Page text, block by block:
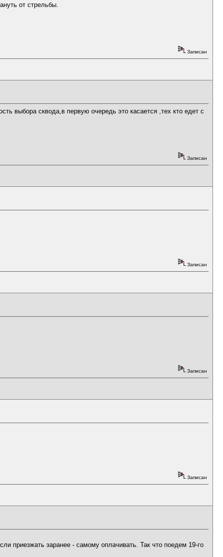
от стрельбы.
Записан
выбора сквода,в первую очередь это касается ,тех кто едет с
Записан
Записан
Записан
Записан
приезжать заранее - самому оплачивать. Так что поедем 19-го